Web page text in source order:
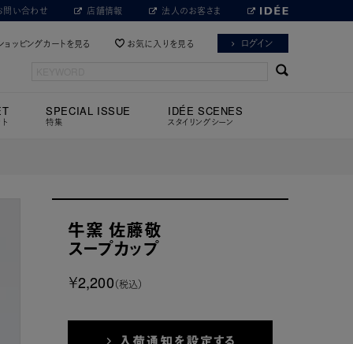
問い合わせ 店舗情報 法人のお客さま
ョッピングカートを見る お気に入りを見る ログイン
SPECIAL ISSUE
特集
IDÉE SCENES
スタイリングシーン
牛窯 佐藤敬
スープカップ
￥2,200（税込）